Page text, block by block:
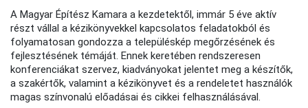
A Magyar Építész Kamara a kezdetektől, immár 5 éve aktív
részt vállal a kézikönyvekkel kapcsolatos feladatokból és
folyamatosan gondozza a településkép megőrzésének és
fejlesztésének témáját. Ennek keretében rendszeresen
konferenciákat szervez, kiadványokat jelentet meg a készítők,
a szakértők, valamint a kézikönyvet és a rendeletet használók
magas színvonalú előadásai és cikkei felhasználásával.